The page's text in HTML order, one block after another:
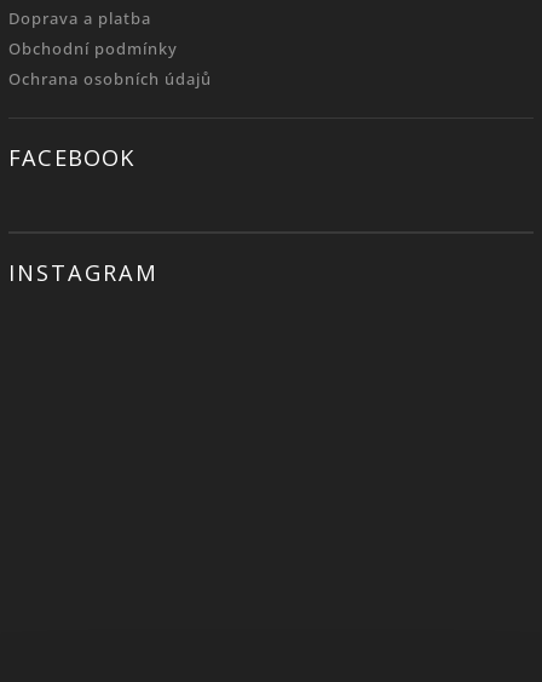
Doprava a platba
Obchodní podmínky
Ochrana osobních údajů
FACEBOOK
INSTAGRAM